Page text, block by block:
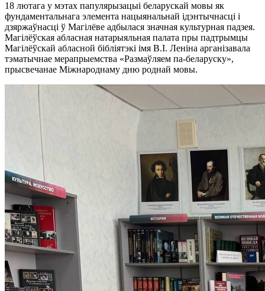
18 лютага у мэтах папулярызацыі беларускай мовы як
фундаментальнага элемента нацыянальнай ідэнтычнасці і
дзяржаўнасці ў Магілёве адбылася значная культурная падзея.
Магілёўская абласная натарыяльная палата пры падтрымцы
Магілёўскай абласной бібліятэкі імя В.І. Леніна арганізавала
тэматычнае мерапрыемства «Размаўляем па-беларуску»,
прысвечанае Міжнароднаму дню роднай мовы.